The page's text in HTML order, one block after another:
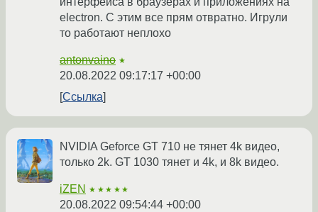
electron. С этим все прям отвратно. Игрули
то работают неплохо
antonvaino ★
20.08.2022 09:17:17 +00:00
Ссылка
NVIDIA Geforce GT 710 не тянет 4k видео,
только 2k. GT 1030 тянет и 4k, и 8k видео.
iZEN ★★★★★
20.08.2022 09:54:44 +00:00